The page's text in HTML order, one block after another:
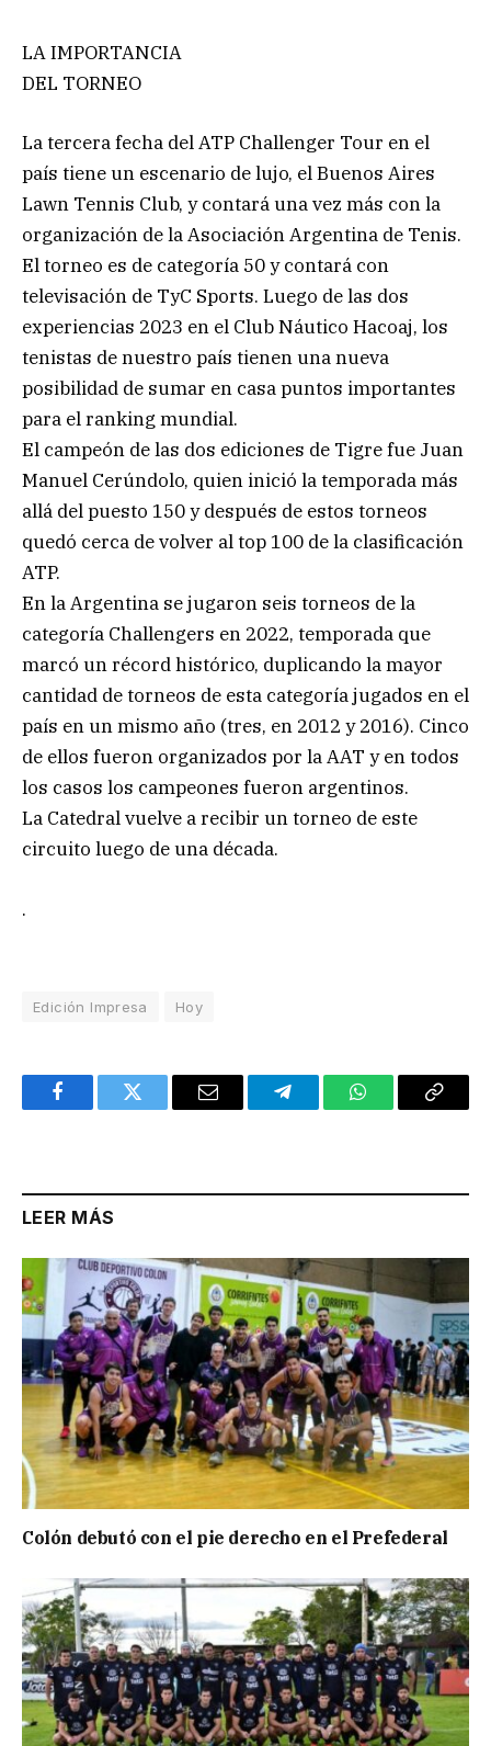
LA IMPORTANCIA
DEL TORNEO
La tercera fecha del ATP Challenger Tour en el
país tiene un escenario de lujo, el Buenos Aires
Lawn Tennis Club, y contará una vez más con la
organización de la Asociación Argentina de Tenis.
El torneo es de categoría 50 y contará con
televisación de TyC Sports. Luego de las dos
experiencias 2023 en el Club Náutico Hacoaj, los
tenistas de nuestro país tienen una nueva
posibilidad de sumar en casa puntos importantes
para el ranking mundial.
El campeón de las dos ediciones de Tigre fue Juan
Manuel Cerúndolo, quien inició la temporada más
allá del puesto 150 y después de estos torneos
quedó cerca de volver al top 100 de la clasificación
ATP.
En la Argentina se jugaron seis torneos de la
categoría Challengers en 2022, temporada que
marcó un récord histórico, duplicando la mayor
cantidad de torneos de esta categoría jugados en el
país en un mismo año (tres, en 2012 y 2016). Cinco
de ellos fueron organizados por la AAT y en todos
los casos los campeones fueron argentinos.
La Catedral vuelve a recibir un torneo de este
circuito luego de una década.
.
Edición Impresa Hoy
FacebookTwitter Email TelegramWhatsAppCopy
LEER MÁS
Colón debutó con el pie derecho en el Prefederal